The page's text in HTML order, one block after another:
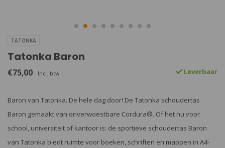
TATONKA
Tatonka Baron
€75,00 Incl. btw Leverbaar
Baron van Tatonka. De hele dag door! De Tatonka schoudertas
Baron gemaakt van onverwoestbare Cordura®. Of het nu voor
school, universiteit of kantoor is: de sportieve schoudertas Baron
van Tatonka biedt ruimte voor boeken, schriften en mappen in A4-